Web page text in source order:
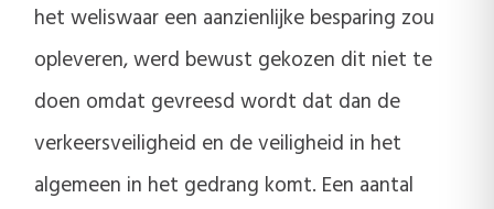
het weliswaar een aanzienlijke besparing zou
opleveren, werd bewust gekozen dit niet te
doen omdat gevreesd wordt dat dan de
verkeersveiligheid en de veiligheid in het
algemeen in het gedrang komt. Een aantal